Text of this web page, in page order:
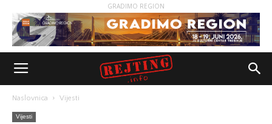
GRADIMO REGION
Naslovnica Vijesti
Vijesti